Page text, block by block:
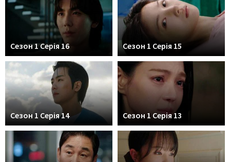
Сезон 1 Серія 16 Сезон 1 Серія 15
Сезон 1 Серія 14 Сезон 1 Серія 13